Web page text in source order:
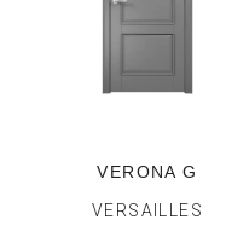
VERONA G
VERSAILLES